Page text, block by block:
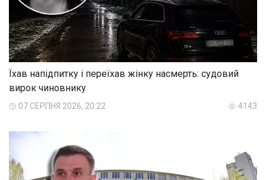
Їхав напідпитку і переїхав жінку насмерть: судовий
вирок чиновнику
07 СЕРПНЯ 2026, 20:22 4143